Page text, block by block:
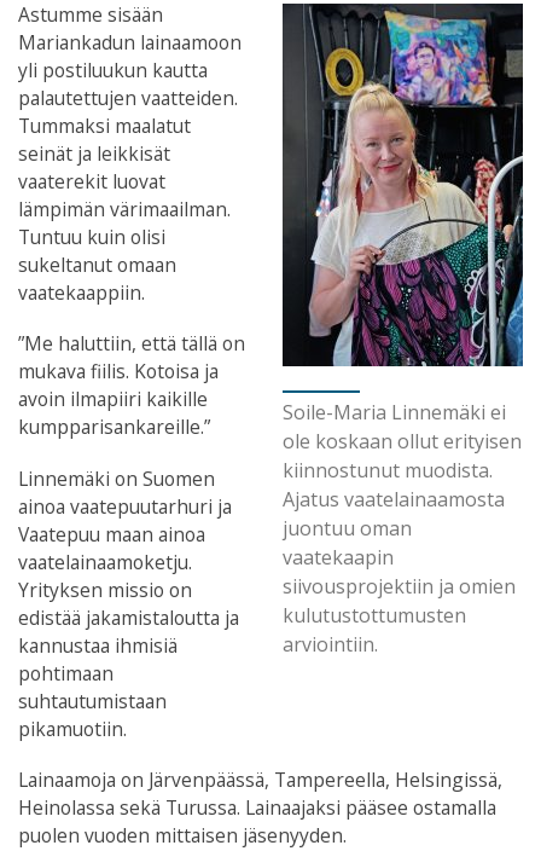
Soile-Maria Linnemäki ei
ole koskaan ollut erityisen
kiinnostunut muodista.
Ajatus vaatelainaamosta
juontuu oman
vaatekaapin
siivousprojektiin ja omien
kulutustottumusten
arviointiin.
Astumme sisään
Mariankadun lainaamoon
yli postiluukun kautta
palautettujen vaatteiden.
Tummaksi maalatut
seinät ja leikkisät
vaaterekit luovat
lämpimän värimaailman.
Tuntuu kuin olisi
sukeltanut omaan
vaatekaappiin.
”Me haluttiin, että tällä on
mukava fiilis. Kotoisa ja
avoin ilmapiiri kaikille
kumpparisankareille.”
Linnemäki on Suomen
ainoa vaatepuutarhuri ja
Vaatepuu maan ainoa
vaatelainaamoketju.
Yrityksen missio on
edistää jakamistaloutta ja
kannustaa ihmisiä
pohtimaan
suhtautumistaan
pikamuotiin.
Lainaamoja on Järvenpäässä, Tampereella, Helsingissä,
Heinolassa sekä Turussa. Lainaajaksi pääsee ostamalla
puolen vuoden mittaisen jäsenyyden.